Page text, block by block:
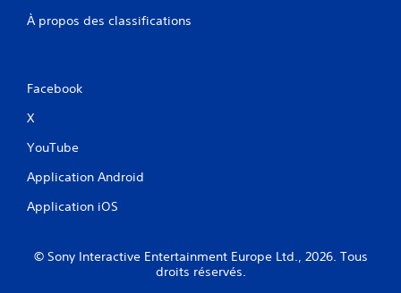
À propos des classifications
Facebook
X
YouTube
Application Android
Application iOS
© Sony Interactive Entertainment Europe Ltd., 2026. Tous
droits réservés.